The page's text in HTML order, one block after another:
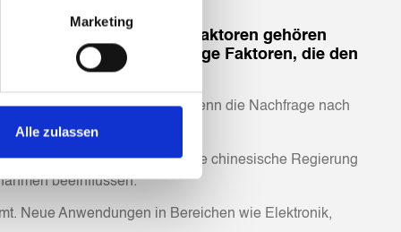
Marketing
Alle zulassen
wichtigsten Einflussfaktoren gehören
Hier sind einige Faktoren, die den
und Nachfrage bestimmt. Wenn die Nachfrage nach
senken.
bei der Preisgestaltung. Die chinesische Regierung
beeinflussen.
Neue Anwendungen in Bereichen wie Elektronik,